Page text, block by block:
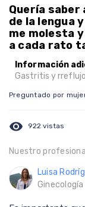
Quería saber
de la lengua
me molesta
a cada rato
Información
Gastritis y rreflujo
Preguntado por
visibility 922 vistas
Nuestro
Luisa